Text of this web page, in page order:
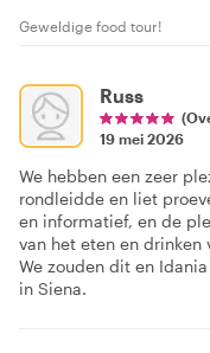
Geweldige food tour!
Russ
19 mei 2026
We hebben een zeer
rondleidde en liet
en informatief, en de
van het eten en drinken
We zouden dit en
in Siena.